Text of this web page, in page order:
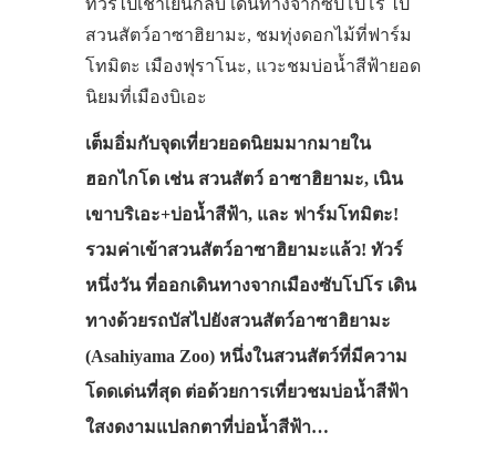
ทัวร์ไปเช้าเย็นกลับ เดินทางจากซัปโปโร ไป
สวนสัตว์อาซาฮิยามะ, ชมทุ่งดอกไม้ที่ฟาร์ม
โทมิตะ เมืองฟุราโนะ, แวะชมบ่อน้ำสีฟ้ายอด
นิยมที่เมืองบิเอะ
เต็มอิ่มกับจุดเที่ยวยอดนิยมมากมายใน
ฮอกไกโด เช่น สวนสัตว์ อาซาฮิยามะ, เนิน
เขาบริเอะ+บ่อน้ำสีฟ้า, และ ฟาร์มโทมิตะ!
รวมค่าเข้าสวนสัตว์อาซาฮิยามะแล้ว! ทัวร์
หนึ่งวัน ที่ออกเดินทางจากเมืองซับโปโร เดิน
ทางด้วยรถบัสไปยังสวนสัตว์อาซาฮิยามะ
(Asahiyama Zoo) หนึ่งในสวนสัตว์ที่มีความ
โดดเด่นที่สุด ต่อด้วยการเที่ยวชมบ่อน้ำสีฟ้า
ใสงดงามแปลกตาที่บ่อน้ำสีฟ้า…